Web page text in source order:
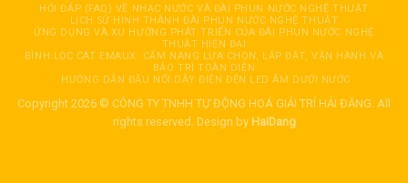
HỎI ĐÁP (FAQ) VỀ NHẠC NƯỚC VÀ ĐÀI PHUN NƯỚC NGHỆ THUẬT
LỊCH SỬ HÌNH THÀNH ĐÀI PHUN NƯỚC NGHỆ THUẬT
ỨNG DỤNG VÀ XU HƯỚNG PHÁT TRIỂN CỦA ĐÀI PHUN NƯỚC NGHỆ
THUẬT HIỆN ĐẠI
BÌNH LỌC CÁT EMAUX: CẨM NANG LỰA CHỌN, LẮP ĐẶT, VẬN HÀNH VÀ
BẢO TRÌ TOÀN DIỆN
HƯỚNG DẪN ĐẤU NỐI DÂY ĐIỆN ĐÈN LED ÂM DƯỚI NƯỚC
Copyright 2026 © CÔNG TY TNHH TỰ ĐỘNG HOÁ GIẢI TRÍ HẢI ĐĂNG. All
rights reserved. Design by HaiDang